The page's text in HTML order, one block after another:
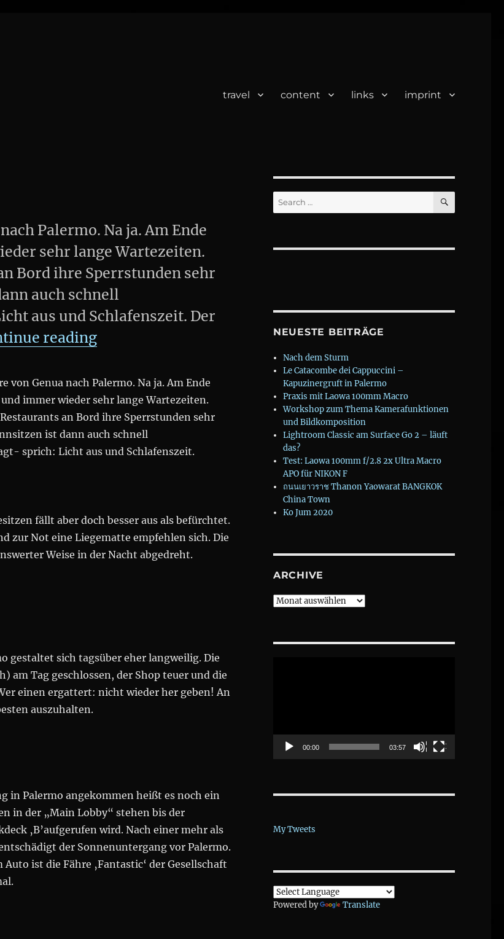
travel content links imprint
Palermo. Na ja. Am Ende
sehr lange Wartezeiten.
Bord ihre Sperrstunden sehr
auch schnell
aus und Schlafenszeit. Der
reading„Fantastic“
von Genua nach Palermo. Na ja. Am Ende
immer wieder sehr lange Wartezeiten.
an Bord ihre Sperrstunden sehr
ist dann auch schnell
sprich: Licht aus und Schlafenszeit.
fällt aber doch besser aus als befürchtet.
zur Not eine Liegematte empfehlen sich. Die
Weise in der Nacht abgedreht.
gestaltet sich tagsüber eher langweilig. Die
am Tag geschlossen, der Shop teuer und die
einen ergattert: nicht wieder her geben! An
auszuhalten.
in Palermo angekommen heißt es noch ein
in der „Main Lobby“ stehen bis der
‚B’aufgerufen wird. Nach einer mehr als
der Sonnenuntergang vor Palermo.
ist die Fähre ‚Fantastic‘ der Gesellschaft
Search
for:
SEARCH
NEUESTE BEITRÄGE
Nach dem Sturm
Le Catacombe dei Cappuccini –
Kapuzinergruft in Palermo
Praxis mit Laowa 100mm Macro
Workshop zum Thema Kamerafunktionen
und Bildkomposition
Lightroom Classic am Surface Go 2 – läuft
das?
Test: Laowa 100mm f/2.8 2x Ultra Macro
APO für NIKON F
ถนนเยาวราช Thanon Yaowarat BANGKOK
China Town
Ko Jum 2020
ARCHIVE
Archive
00:00 03:57
My Tweets
Powered by Translate